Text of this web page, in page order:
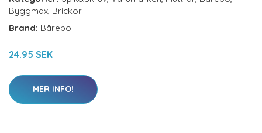
Byggmax, Brickor
Brand: Bårebo
24.95 SEK
MER INFO!